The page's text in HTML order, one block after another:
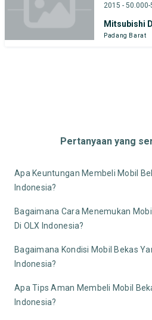
2015 -
Mitsubishi
Padang Barat
Pertanyaan yang
Apa Keuntungan Membeli Mobil
Indonesia?
Bagaimana Cara Menemukan
Di OLX Indonesia?
Bagaimana Kondisi Mobil Bekas
Indonesia?
Apa Tips Aman Membeli Mobil
Indonesia?